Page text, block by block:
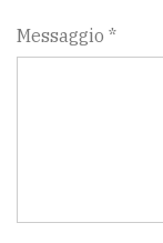
Messaggio *